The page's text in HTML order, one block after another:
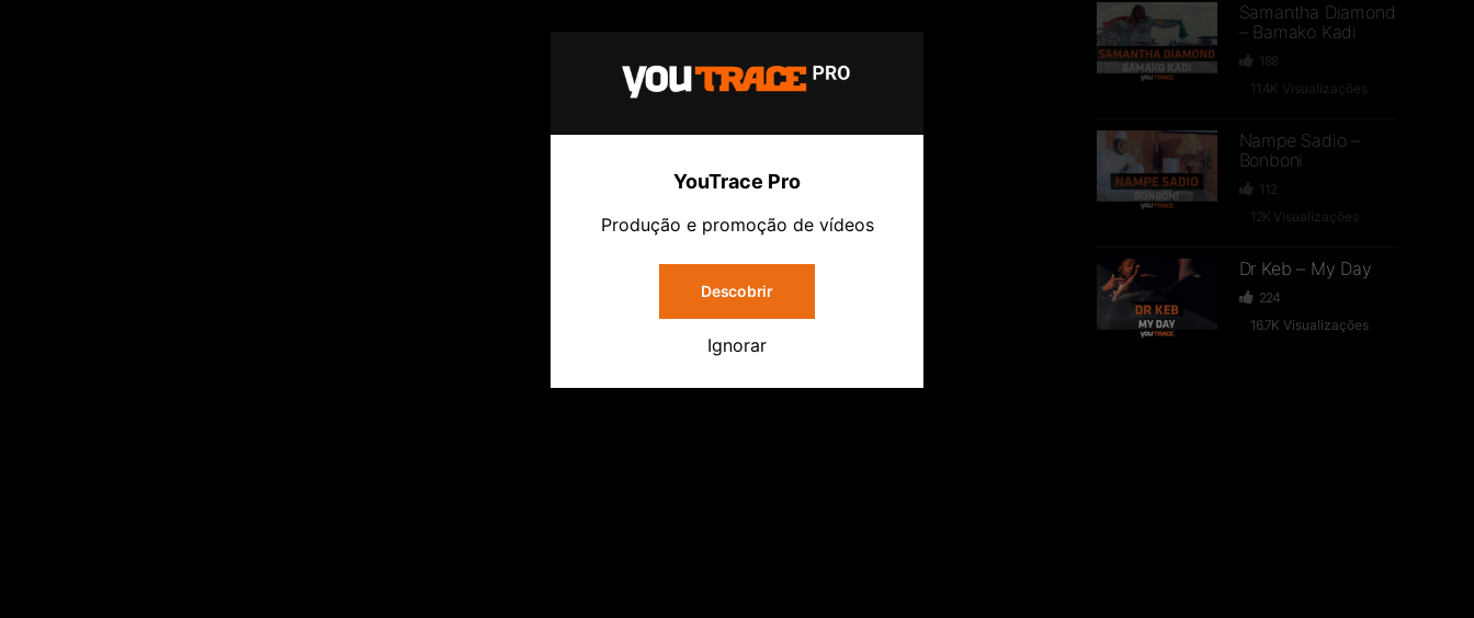
Samantha Diamond
– Bamako Kadi
188
11.4K Visualizações
Nampe Sadio –
Bonboni
112
12K Visualizações
Dr Keb – My Day
224
16.7K Visualizações
YouTrace Pro
Produção e promoção de vídeos
Descobrir
Ignorar